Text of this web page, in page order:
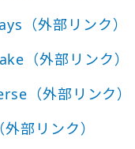
（外部リンク）
（外部リンク）
（外部リンク）
（外部リンク）